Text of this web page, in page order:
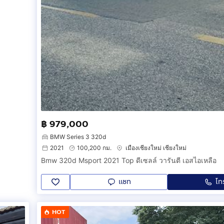
฿ 979,000
BMW Series 3 320d
2021
100,200 กม. เมืองเชียงใหม่ เชียงใหม่
Bmw 320d Msport 2021 Top ดีเซลล์ วารันตี เอสไอเหลือ
แชท โ
HOT